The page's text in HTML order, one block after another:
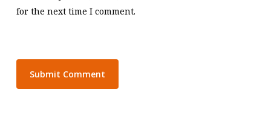
for the next time I comment.